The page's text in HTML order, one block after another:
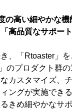
の高い細やかな機
高品質なサポー
、「Rtoaster」
のプロダクト群
カスタマイズ、
ングが実施でき
きめ細やかなサ